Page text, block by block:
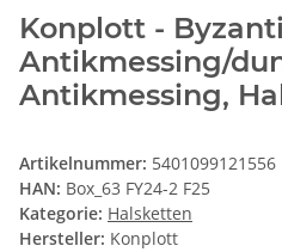
Konplott -
Antikmessing/
Antikmessing,
Artikelnummer: 5401099121556
HAN: Box_63 FY24-2 F25
Kategorie: Halsketten
Hersteller: Konplott